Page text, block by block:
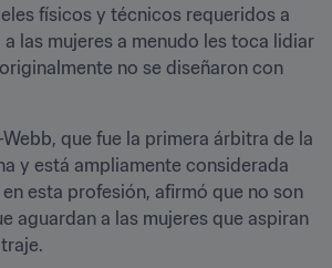
físicos y técnicos requeridos a
las mujeres a menudo les toca lidiar
no se diseñaron con
que fue la primera árbitra de la
y está ampliamente considerada
esta profesión, afirmó que no son
aguardan a las mujeres que aspiran